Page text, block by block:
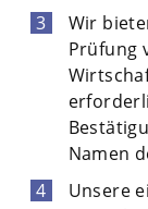
Wir
Prüfung
Namen
Unsere